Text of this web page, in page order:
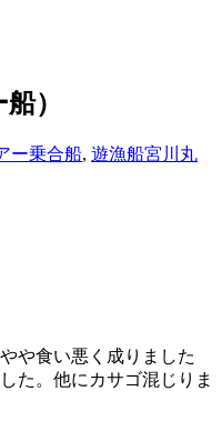
）
ー乗合船, 遊漁船宮川丸
や食い悪く成りました
た。他にカサゴ混じりま